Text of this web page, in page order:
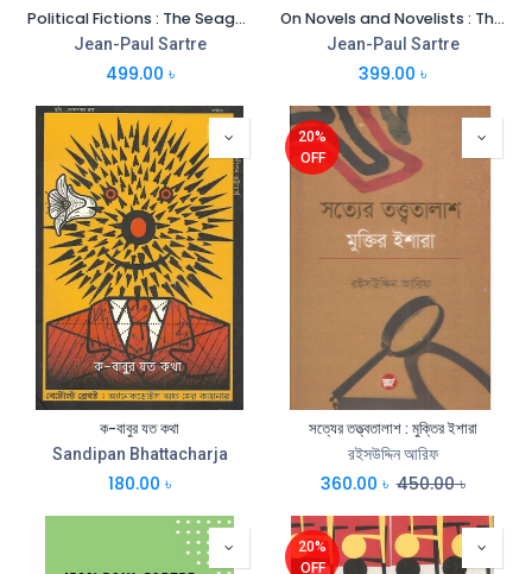
Political Fictions : The Seagull Sartre Library 4
Jean-Paul Sartre
499.00 ৳
On Novels and Novelists : The Seagull Sartre Library 11
Jean-Paul Sartre
399.00 ৳
ক-বাবুর যত কথা
Sandipan Bhattacharja
180.00 ৳
20%
OFF
সত্যের তত্ত্বতালাশ : মুক্তির ইশারা
রইসউদ্দিন আরিফ
360.00 ৳ 450.00৳
20%
OFF